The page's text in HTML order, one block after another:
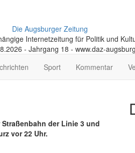
Die Augsburger Zeitung
Internetzeitung für Politik und
- Jahrgang 18 - www.daz-
Sport Kommentar
der Linie 3 und
vor 22 Uhr.